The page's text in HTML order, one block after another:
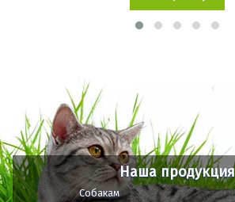
Наша продукция
Собакам